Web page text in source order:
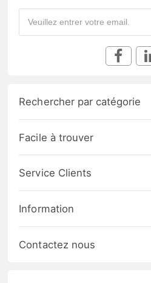
Rechercher par catégorie
Facile à trouver
Service Clients
Information
Contactez nous